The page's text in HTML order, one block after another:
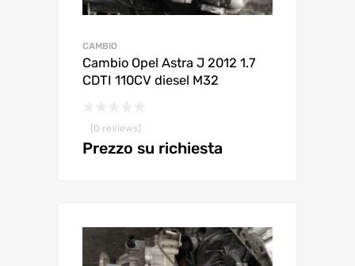
CAMBIO
Cambio Opel Astra J 2012 1.7
CDTI 110CV diesel M32
(0 reviews)
Prezzo su richiesta